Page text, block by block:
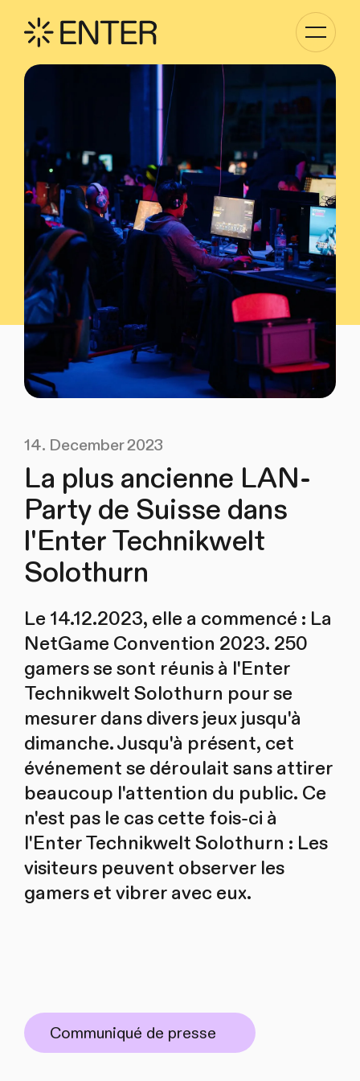
Basculer
la
14. December 2023
La plus ancienne LAN-
Party de Suisse dans
l'Enter Technikwelt
Solothurn
Le 14.12.2023, elle a commencé : La
NetGame Convention 2023. 250
gamers se sont réunis à l'Enter
Technikwelt Solothurn pour se
mesurer dans divers jeux jusqu'à
dimanche. Jusqu'à présent, cet
événement se déroulait sans attirer
beaucoup l'attention du public. Ce
n'est pas le cas cette fois-ci à
l'Enter Technikwelt Solothurn : Les
visiteurs peuvent observer les
gamers et vibrer avec eux.
Communiqué de presse